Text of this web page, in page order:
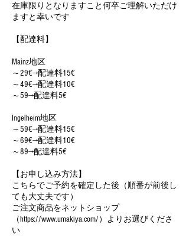
在庫限りとなりますこと何卒ご理解いただけ
ますと幸いです
【配達料】
Mainz地区
～29€→配達料15€
～49€→配達料10€
～59→配達料5€
Ingelheim地区
～59€→配達料15€
～69€→配達料10€
～89→配達料5€
【お申し込み方法】
こちらでご予約を確定した後（順番が前後し
ても大丈夫です）
ご注文商品をネットショップ
（https://www.umakiya.com/）よりお選びくださ
い